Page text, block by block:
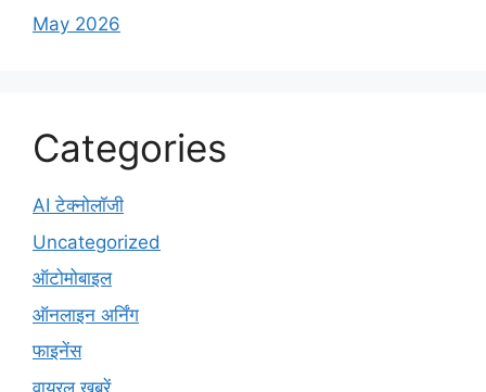
May 2026
Categories
AI टेक्नोलॉजी
Uncategorized
ऑटोमोबाइल
ऑनलाइन अर्निंग
फाइनेंस
वायरल खबरें